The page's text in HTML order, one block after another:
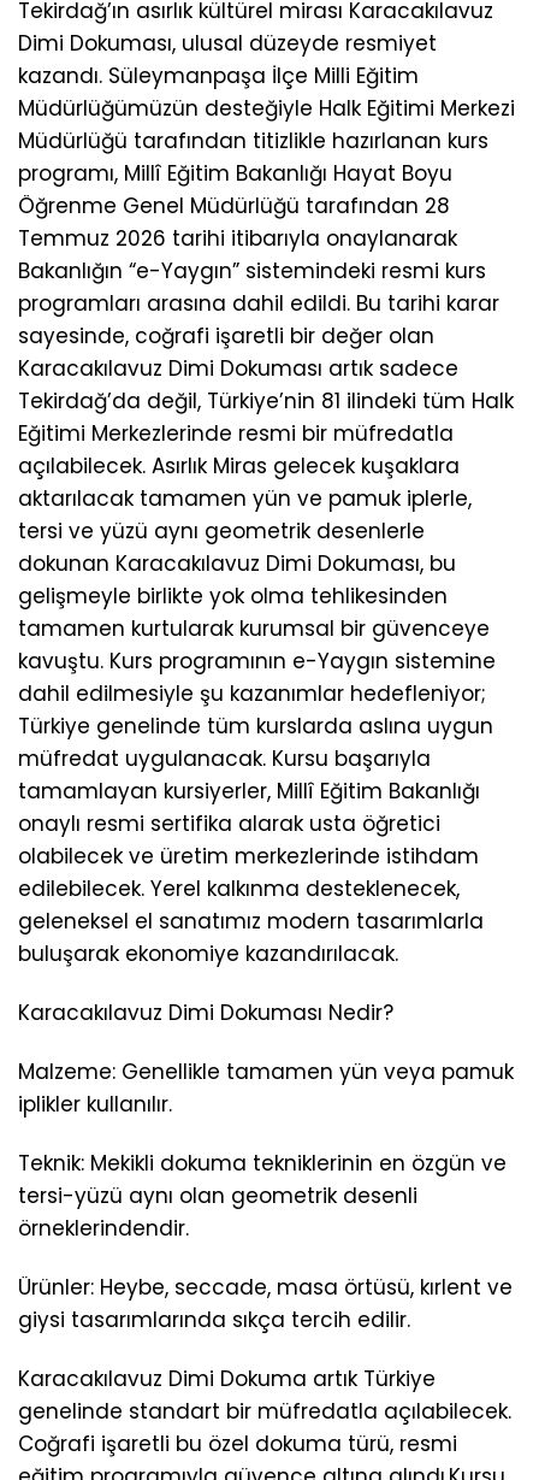
Tekirdağ’ın asırlık kültürel mirası Karacakılavuz
Dimi Dokuması, ulusal düzeyde resmiyet
kazandı. Süleymanpaşa İlçe Milli Eğitim
Müdürlüğümüzün desteğiyle Halk Eğitimi Merkezi
Müdürlüğü tarafından titizlikle hazırlanan kurs
programı, Millî Eğitim Bakanlığı Hayat Boyu
Öğrenme Genel Müdürlüğü tarafından 28
Temmuz 2026 tarihi itibarıyla onaylanarak
Bakanlığın “e-Yaygın” sistemindeki resmi kurs
programları arasına dahil edildi. Bu tarihi karar
sayesinde, coğrafi işaretli bir değer olan
Karacakılavuz Dimi Dokuması artık sadece
Tekirdağ’da değil, Türkiye’nin 81 ilindeki tüm Halk
Eğitimi Merkezlerinde resmi bir müfredatla
açılabilecek. Asırlık Miras gelecek kuşaklara
aktarılacak tamamen yün ve pamuk iplerle,
tersi ve yüzü aynı geometrik desenlerle
dokunan Karacakılavuz Dimi Dokuması, bu
gelişmeyle birlikte yok olma tehlikesinden
tamamen kurtularak kurumsal bir güvenceye
kavuştu. Kurs programının e-Yaygın sistemine
dahil edilmesiyle şu kazanımlar hedefleniyor;
Türkiye genelinde tüm kurslarda aslına uygun
müfredat uygulanacak. Kursu başarıyla
tamamlayan kursiyerler, Millî Eğitim Bakanlığı
onaylı resmi sertifika alarak usta öğretici
olabilecek ve üretim merkezlerinde istihdam
edilebilecek. Yerel kalkınma desteklenecek,
geleneksel el sanatımız modern tasarımlarla
buluşarak ekonomiye kazandırılacak.
Karacakılavuz Dimi Dokuması Nedir?
Malzeme: Genellikle tamamen yün veya pamuk
iplikler kullanılır.
Teknik: Mekikli dokuma tekniklerinin en özgün ve
tersi-yüzü aynı olan geometrik desenli
örneklerindendir.
Ürünler: Heybe, seccade, masa örtüsü, kırlent ve
giysi tasarımlarında sıkça tercih edilir.
Karacakılavuz Dimi Dokuma artık Türkiye
genelinde standart bir müfredatla açılabilecek.
Coğrafi işaretli bu özel dokuma türü, resmi